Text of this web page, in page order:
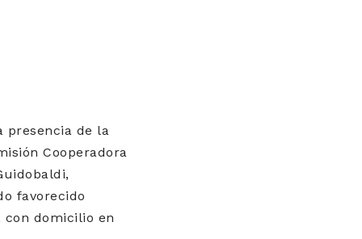
presencia de la
Cooperadora
favorecido
con domicilio en